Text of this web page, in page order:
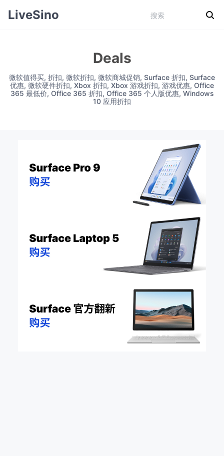
LiveSino
Deals
微软值得买, 折扣, 微软折扣, 微软商城促销, Surface 折扣, Surface
优惠, 微软硬件折扣, Xbox 折扣, Xbox 游戏折扣, 游戏优惠, Office
365 最低价, Office 365 折扣, Office 365 个人版优惠, Windows
10 应用折扣